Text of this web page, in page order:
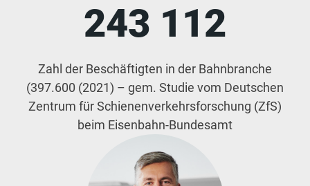
243 112
Zahl der Beschäftigten in der Bahnbranche
(397.600 (2021) – gem. Studie vom Deutschen
Zentrum für Schienenverkehrsforschung (ZfS)
beim Eisenbahn-Bundesamt